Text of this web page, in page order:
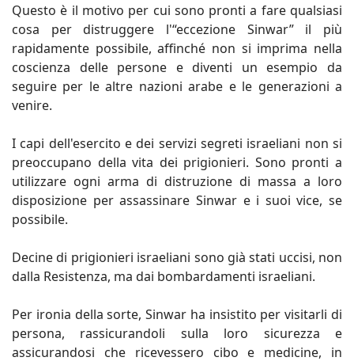
Questo è il motivo per cui sono pronti a fare qualsiasi
cosa per distruggere l'“eccezione Sinwar” il più
rapidamente possibile, affinché non si imprima nella
coscienza delle persone e diventi un esempio da
seguire per le altre nazioni arabe e le generazioni a
venire.
I capi dell'esercito e dei servizi segreti israeliani non si
preoccupano della vita dei prigionieri. Sono pronti a
utilizzare ogni arma di distruzione di massa a loro
disposizione per assassinare Sinwar e i suoi vice, se
possibile.
Decine di prigionieri israeliani sono già stati uccisi, non
dalla Resistenza, ma dai bombardamenti israeliani.
Per ironia della sorte, Sinwar ha insistito per visitarli di
persona, rassicurandoli sulla loro sicurezza e
assicurandosi che ricevessero cibo e medicine, in